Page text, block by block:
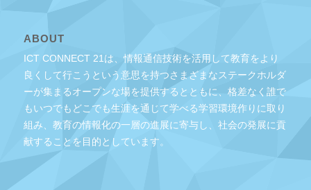
ABOUT
ICT CONNECT 21は、情報通信技術を活用して教育をより
良くして行こうという意思を持つさまざまなステークホルダ
ーが集まるオープンな場を提供するとともに、格差なく誰で
もいつでもどこでも生涯を通じて学べる学習環境作りに取り
組み、教育の情報化の一層の進展に寄与し、社会の発展に貢
献することを目的としています。